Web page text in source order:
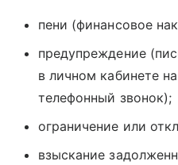
пени (финансовое
предупреждение
в личном кабинете
телефонный звонок);
ограничение или
взыскание